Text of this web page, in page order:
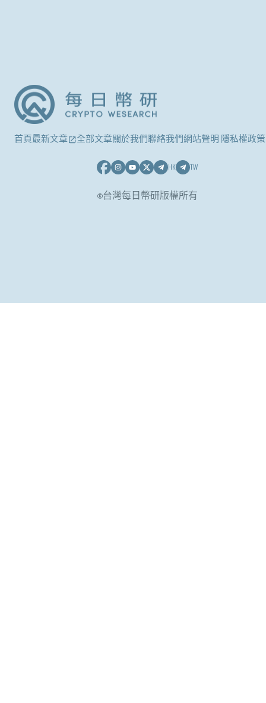
首頁最新文章 全部文章關於我們聯絡我們網站聲明 隱私權政策
HK TW
©台灣每日幣研版權所有